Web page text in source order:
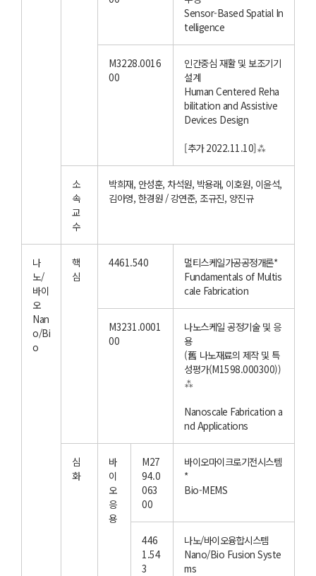
Sensor-Based Spatial In
telligence
M3228.0016
00
인간중심 재활 및 보조기기
설계
Human Centered Reha
bilitation and Assistive
Devices Design
[추가 2022.11.10]⁂
소
속
교
수
박희재, 안성훈, 차석원, 박용래, 이호원, 이윤석,
김아영, 한경원 / 강연준, 조규진, 양진규
나
노/
바이
오
Nan
o/Bi
o
핵
심
4461.540
멀티스케일가공공정개론*
Fundamentals of Multis
cale Fabrication
M3231.0001
00
나노스케일 공정기술 및 응
용
(舊 나노재료의 제작 및 특
성평가(M1598.000300))
⁂
Nanoscale Fabrication a
nd Applications
심
화
바
이
오
응
용
M27
94.0
063
00
바이오마이크로기전시스템
*
Bio-MEMS
446
1.54
3
나노/바이오융합시스템
Nano/Bio Fusion Syste
ms